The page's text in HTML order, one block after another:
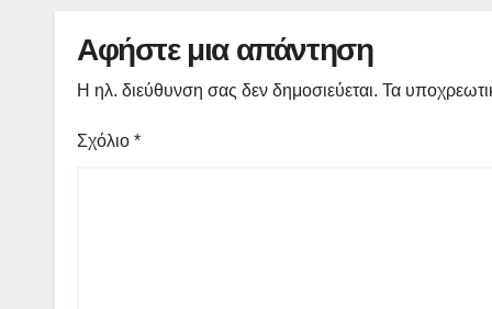
Αφήστε μια απάντηση
Η ηλ. διεύθυνση σας δεν δημοσιεύεται. Τα
Σχόλιο *